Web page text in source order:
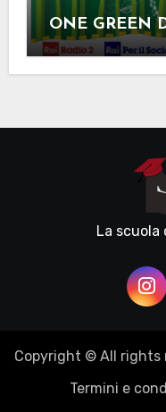
ONE GREEN
La scuola
Copyright © All rights
Termini e